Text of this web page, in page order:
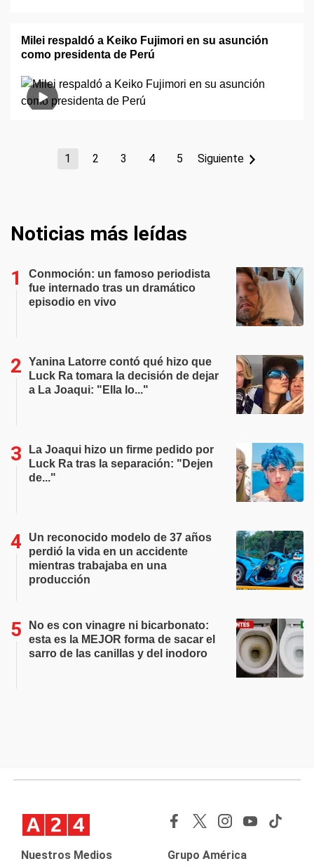
Milei respaldó a Keiko Fujimori en su asunción
como presidenta de Perú
1 2 3 4 5 Siguiente
Noticias más leídas
Conmoción: un famoso periodista
fue internado tras un dramático
episodio en vivo
Yanina Latorre contó qué hizo que
Luck Ra tomara la decisión de dejar
a La Joaqui: "Ella lo..."
La Joaqui hizo un firme pedido por
Luck Ra tras la separación: "Dejen
de..."
Un reconocido modelo de 37 años
perdió la vida en un accidente
mientras trabajaba en una
producción
No es con vinagre ni bicarbonato:
esta es la MEJOR forma de sacar el
sarro de las canillas y del inodoro
Nuestros Medios Grupo América